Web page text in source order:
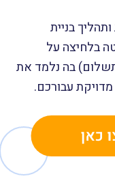
בניית
בלחיצה על
בה נלמד את
עבורכם.